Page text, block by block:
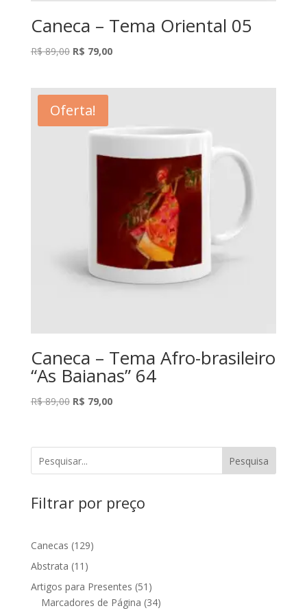
Caneca – Tema Oriental 05
R$89,00 O
era:
R$ 89,00.
R$ 79,00O
Oferta!
Caneca – Tema Afro-brasileiro
“As Baianas” 64
R$89,00 O
era:
R$ 89,00.
R$ 79,00O
é:
Pesquisa
Filtrar por preço
Canecas 129129
Abstrata 11 11
produtos
Artigos para Presentes 51 51
produtos
Marcadores de Página 3434